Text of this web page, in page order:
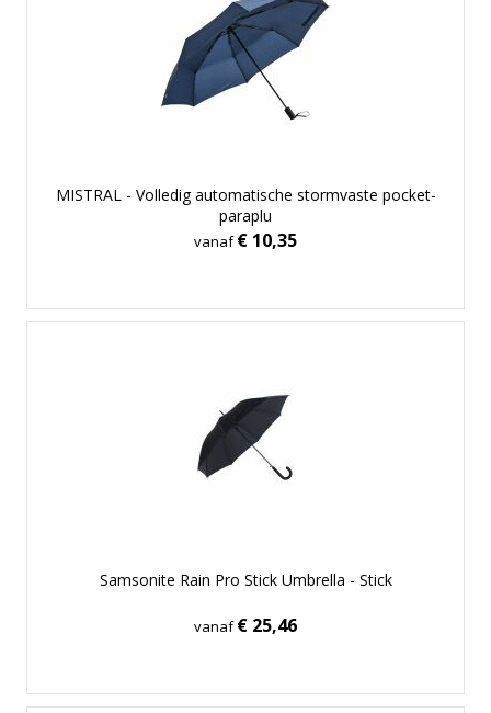
MISTRAL - Volledig automatische stormvaste pocket-
paraplu
vanaf€ 10,35
Samsonite Rain Pro Stick Umbrella - Stick
vanaf€ 25,46